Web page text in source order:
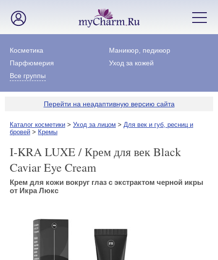
Косметика
Маникюр, педикюр
Парфюмерия
Уход за кожей
Все группы
Перейти на неадаптивную версию сайта
Каталог косметики > Уход за лицом > Для век и губ, ресниц и
бровей > Кремы
I-KRA LUXE / Крем для век Black
Caviar Eye Cream
Крем для кожи вокруг глаз с экстрактом черной икры
от Икра Люкс